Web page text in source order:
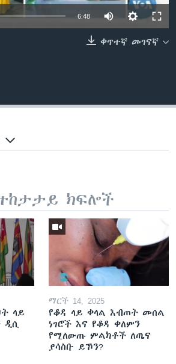
6:48
ቀጥተኛ መገናኛ
ክፍሎች
ላይ
ዲሲ
ማርች 14, 2025
የቆዳ ላይ ቀላል እብጠት መሰል
ነገሮች እና የቆዳ ቀለምን
የሚለውጡ ምልክቶች ለጤና
ያሳስቡ ይኾን?